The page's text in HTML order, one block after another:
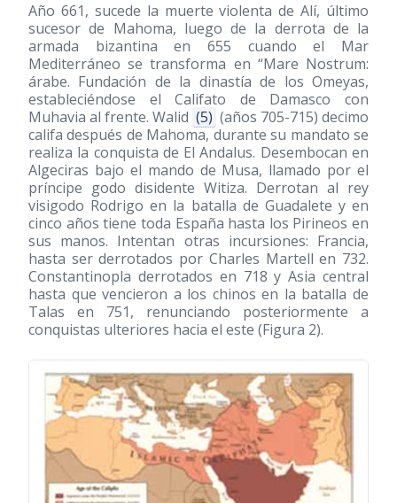
Año 661, sucede la muerte violenta de Alí, último
sucesor de Mahoma, luego de la derrota de la
armada bizantina en 655 cuando el Mar
Mediterráneo se transforma en “Mare Nostrum:
árabe. Fundación de la dinastía de los Omeyas,
estableciéndose el Califato de Damasco con
Muhavia al frente. Walid (5) (años 705-715) decimo
califa después de Mahoma, durante su mandato se
realiza la conquista de El Andalus. Desembocan en
Algeciras bajo el mando de Musa, llamado por el
príncipe godo disidente Witiza. Derrotan al rey
visigodo Rodrigo en la batalla de Guadalete y en
cinco años tiene toda España hasta los Pirineos en
sus manos. Intentan otras incursiones: Francia,
hasta ser derrotados por Charles Martell en 732.
Constantinopla derrotados en 718 y Asia central
hasta que vencieron a los chinos en la batalla de
Talas en 751, renunciando posteriormente a
conquistas ulteriores hacia el este (Figura 2).